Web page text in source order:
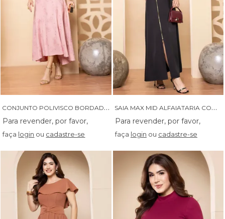
C
ONJUNTO POLIVISCO BORDADO COM SOBREPOSICAO NA SAIA - 04665
faça login ou cadastre-se
S
AIA MAX MID ALFAIATARIA COM FENDA LATERAL - 06212
faça login ou cadastre-se